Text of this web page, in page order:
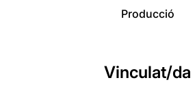
Producció
Vinculat/da